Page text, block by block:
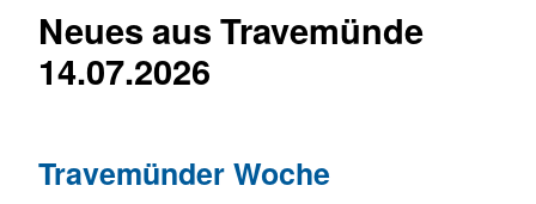
Neues aus Travemünde
14.07.2026
Travemünder Woche